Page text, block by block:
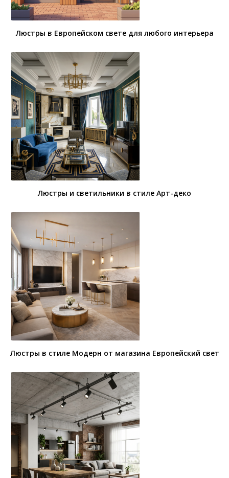
Люстры в Европейском свете для любого интерьера
Люстры и светильники в стиле Арт-деко
Люстры в стиле Модерн от магазина Европейский свет